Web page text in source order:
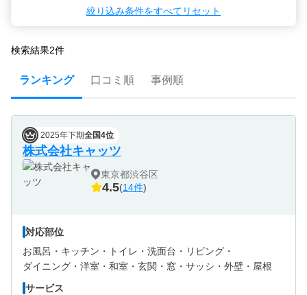
絞り込み条件をすべてリセット
検索結果2件
ランキング 口コミ順 事例順
2025年下期全国4位
株式会社キャッツ
東京都渋谷区
4.5(14件)
対応部位
お風呂・ キッチン・ トイレ・ 洗面台・ リビング・
ダイニング・ 洋室・ 和室・ 玄関・ 窓・サッシ・ 外壁・ 屋根
サービス